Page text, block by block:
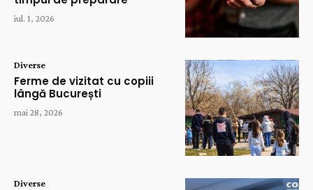
iul. 1, 2026
Diverse
Ferme de vizitat cu copiii
lângă București
mai 28, 2026
Diverse